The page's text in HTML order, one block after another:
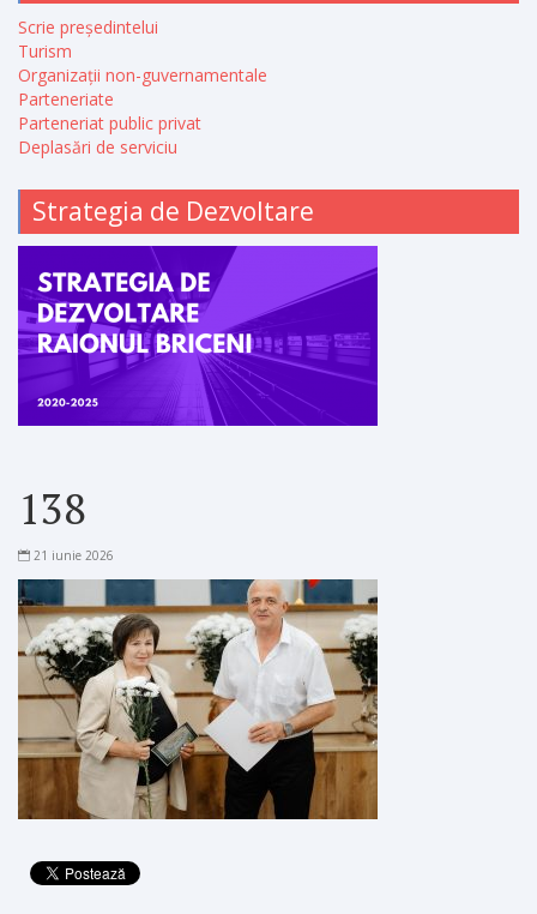
Scrie președintelui
Turism
Organizații non-guvernamentale
Parteneriate
Parteneriat public privat
Deplasări de serviciu
Strategia de Dezvoltare
138
21 iunie 2026